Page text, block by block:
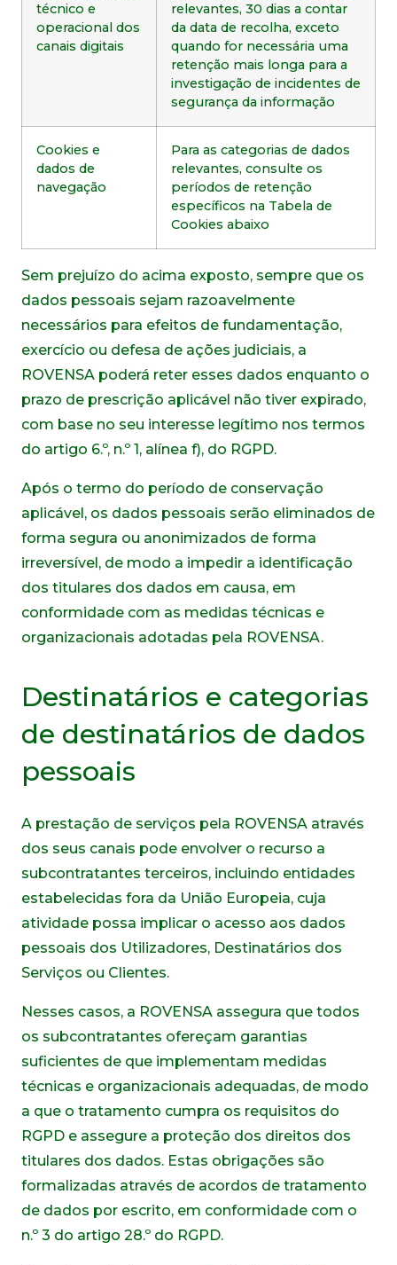
técnico e
operacional dos
canais digitais
relevantes, 30 dias a contar
da data de recolha, exceto
quando for necessária uma
retenção mais longa para a
investigação de incidentes de
segurança da informação
Cookies e
dados de
navegação
Para as categorias de dados
relevantes, consulte os
períodos de retenção
específicos na Tabela de
Cookies abaixo
Sem prejuízo do acima exposto, sempre que os
dados pessoais sejam razoavelmente
necessários para efeitos de fundamentação,
exercício ou defesa de ações judiciais, a
ROVENSA poderá reter esses dados enquanto o
prazo de prescrição aplicável não tiver expirado,
com base no seu interesse legítimo nos termos
do artigo 6.º, n.º 1, alínea f), do RGPD.
Após o termo do período de conservação
aplicável, os dados pessoais serão eliminados de
forma segura ou anonimizados de forma
irreversível, de modo a impedir a identificação
dos titulares dos dados em causa, em
conformidade com as medidas técnicas e
organizacionais adotadas pela ROVENSA.
Destinatários e categorias
de destinatários de dados
pessoais
A prestação de serviços pela ROVENSA através
dos seus canais pode envolver o recurso a
subcontratantes terceiros, incluindo entidades
estabelecidas fora da União Europeia, cuja
atividade possa implicar o acesso aos dados
pessoais dos Utilizadores, Destinatários dos
Serviços ou Clientes.
Nesses casos, a ROVENSA assegura que todos
os subcontratantes ofereçam garantias
suficientes de que implementam medidas
técnicas e organizacionais adequadas, de modo
a que o tratamento cumpra os requisitos do
RGPD e assegure a proteção dos direitos dos
titulares dos dados. Estas obrigações são
formalizadas através de acordos de tratamento
de dados por escrito, em conformidade com o
n.º 3 do artigo 28.º do RGPD.